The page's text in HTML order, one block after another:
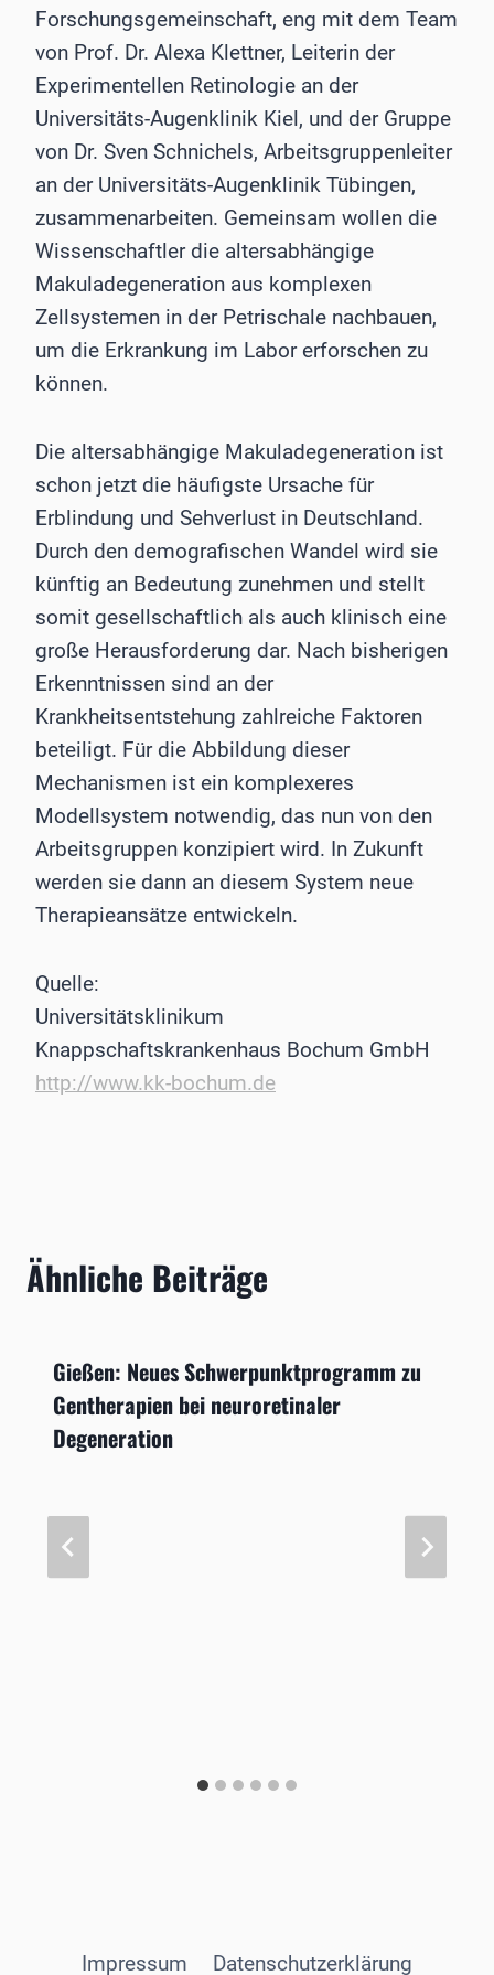
Forschungsgemeinschaft, eng mit dem Team
von Prof. Dr. Alexa Klettner, Leiterin der
Experimentellen Retinologie an der
Universitäts-Augenklinik Kiel, und der Gruppe
von Dr. Sven Schnichels, Arbeitsgruppenleiter
an der Universitäts-Augenklinik Tübingen,
zusammenarbeiten. Gemeinsam wollen die
Wissenschaftler die altersabhängige
Makuladegeneration aus komplexen
Zellsystemen in der Petrischale nachbauen,
um die Erkrankung im Labor erforschen zu
können.
Die altersabhängige Makuladegeneration ist
schon jetzt die häufigste Ursache für
Erblindung und Sehverlust in Deutschland.
Durch den demografischen Wandel wird sie
künftig an Bedeutung zunehmen und stellt
somit gesellschaftlich als auch klinisch eine
große Herausforderung dar. Nach bisherigen
Erkenntnissen sind an der
Krankheitsentstehung zahlreiche Faktoren
beteiligt. Für die Abbildung dieser
Mechanismen ist ein komplexeres
Modellsystem notwendig, das nun von den
Arbeitsgruppen konzipiert wird. In Zukunft
werden sie dann an diesem System neue
Therapieansätze entwickeln.
Quelle:
Universitätsklinikum
Knappschaftskrankenhaus Bochum GmbH
http://www.kk-bochum.de
Ähnliche Beiträge
Gießen: Neues Schwerpunktprogramm zu
Gentherapien bei neuroretinaler
Degeneration
Impressum Datenschutzerklärung